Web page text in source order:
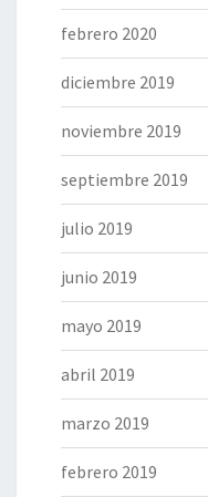
febrero 2020
diciembre 2019
noviembre 2019
septiembre 2019
julio 2019
junio 2019
mayo 2019
abril 2019
marzo 2019
febrero 2019